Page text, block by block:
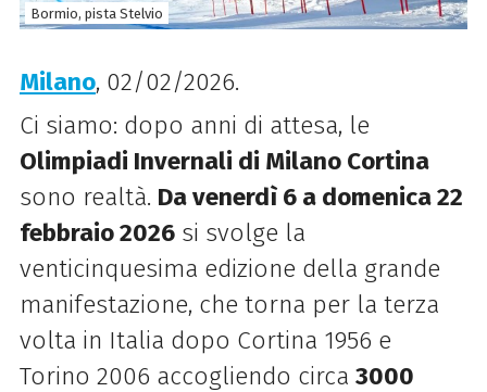
Bormio, pista Stelvio
Milano, 02/02/2026.
Ci siamo: dopo anni di attesa, le
Olimpiadi Invernali di Milano Cortina
sono realtà. Da venerdì 6 a domenica 22
febbraio 2026si svolge la
venticinquesima edizione della grande
manifestazione, che torna per la terza
volta in Italia dopo Cortina 1956 e
Torino 2006 accogliendo circa 3000